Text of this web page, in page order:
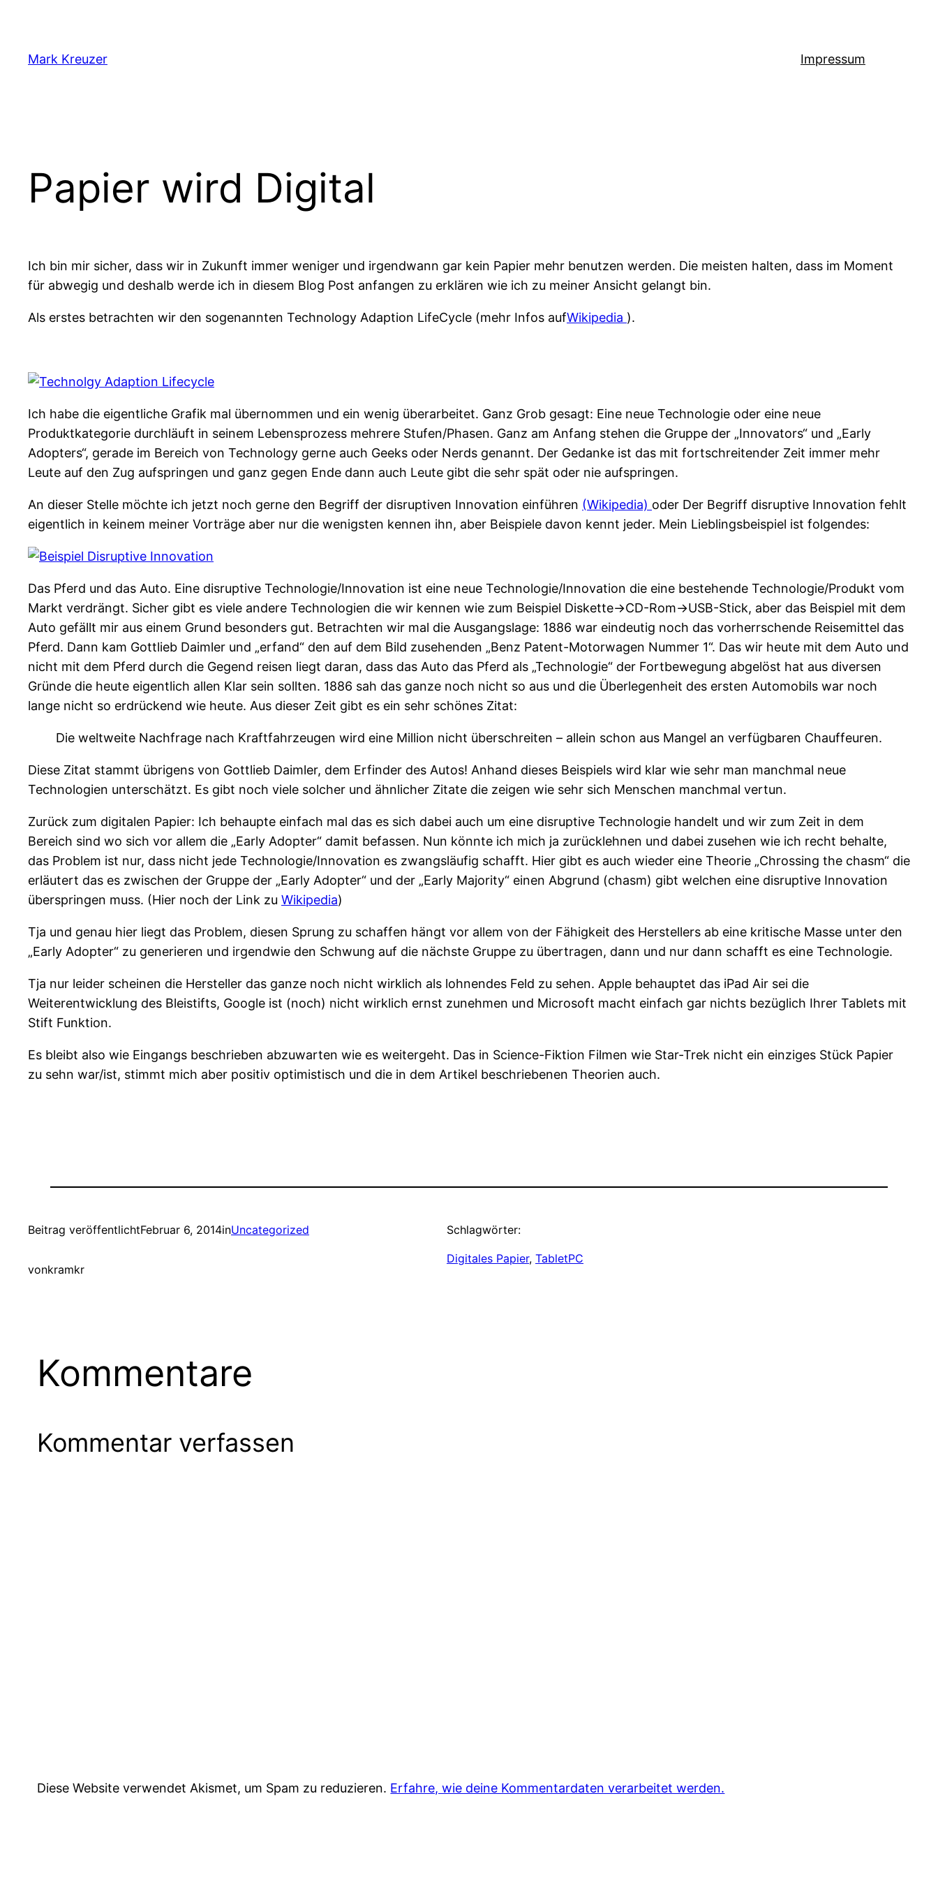
springen
Mark Kreuzer Impressum
Papier wird Digital
Ich bin mir sicher, dass wir in Zukunft immer weniger und irgendwann gar kein Papier mehr benutzen werden. Die meisten halten, dass im Moment
für abwegig und deshalb werde ich in diesem Blog Post anfangen zu erklären wie ich zu meiner Ansicht gelangt bin.
Als erstes betrachten wir den sogenannten Technology Adaption LifeCycle (mehr Infos aufWikipedia ).
Ich habe die eigentliche Grafik mal übernommen und ein wenig überarbeitet. Ganz Grob gesagt: Eine neue Technologie oder eine neue
Produktkategorie durchläuft in seinem Lebensprozess mehrere Stufen/Phasen. Ganz am Anfang stehen die Gruppe der „Innovators“ und „Early
Adopters“, gerade im Bereich von Technology gerne auch Geeks oder Nerds genannt. Der Gedanke ist das mit fortschreitender Zeit immer mehr
Leute auf den Zug aufspringen und ganz gegen Ende dann auch Leute gibt die sehr spät oder nie aufspringen.
An dieser Stelle möchte ich jetzt noch gerne den Begriff der disruptiven Innovation einführen (Wikipedia) oder Der Begriff disruptive Innovation fehlt
eigentlich in keinem meiner Vorträge aber nur die wenigsten kennen ihn, aber Beispiele davon kennt jeder. Mein Lieblingsbeispiel ist folgendes:
Das Pferd und das Auto. Eine disruptive Technologie/Innovation ist eine neue Technologie/Innovation die eine bestehende Technologie/Produkt vom
Markt verdrängt. Sicher gibt es viele andere Technologien die wir kennen wie zum Beispiel Diskette->CD-Rom->USB-Stick, aber das Beispiel mit dem
Auto gefällt mir aus einem Grund besonders gut. Betrachten wir mal die Ausgangslage: 1886 war eindeutig noch das vorherrschende Reisemittel das
Pferd. Dann kam Gottlieb Daimler und „erfand“ den auf dem Bild zusehenden „Benz Patent-Motorwagen Nummer 1“. Das wir heute mit dem Auto und
nicht mit dem Pferd durch die Gegend reisen liegt daran, dass das Auto das Pferd als „Technologie“ der Fortbewegung abgelöst hat aus diversen
Gründe die heute eigentlich allen Klar sein sollten. 1886 sah das ganze noch nicht so aus und die Überlegenheit des ersten Automobils war noch
lange nicht so erdrückend wie heute. Aus dieser Zeit gibt es ein sehr schönes Zitat:
Die weltweite Nachfrage nach Kraftfahrzeugen wird eine Million nicht überschreiten – allein schon aus Mangel an verfügbaren Chauffeuren.
Diese Zitat stammt übrigens von Gottlieb Daimler, dem Erfinder des Autos! Anhand dieses Beispiels wird klar wie sehr man manchmal neue
Technologien unterschätzt. Es gibt noch viele solcher und ähnlicher Zitate die zeigen wie sehr sich Menschen manchmal vertun.
Zurück zum digitalen Papier: Ich behaupte einfach mal das es sich dabei auch um eine disruptive Technologie handelt und wir zum Zeit in dem
Bereich sind wo sich vor allem die „Early Adopter“ damit befassen. Nun könnte ich mich ja zurücklehnen und dabei zusehen wie ich recht behalte,
das Problem ist nur, dass nicht jede Technologie/Innovation es zwangsläufig schafft. Hier gibt es auch wieder eine Theorie „Chrossing the chasm“ die
erläutert das es zwischen der Gruppe der „Early Adopter“ und der „Early Majority“ einen Abgrund (chasm) gibt welchen eine disruptive Innovation
überspringen muss. (Hier noch der Link zu Wikipedia)
Tja und genau hier liegt das Problem, diesen Sprung zu schaffen hängt vor allem von der Fähigkeit des Herstellers ab eine kritische Masse unter den
„Early Adopter“ zu generieren und irgendwie den Schwung auf die nächste Gruppe zu übertragen, dann und nur dann schafft es eine Technologie.
Tja nur leider scheinen die Hersteller das ganze noch nicht wirklich als lohnendes Feld zu sehen. Apple behauptet das iPad Air sei die
Weiterentwicklung des Bleistifts, Google ist (noch) nicht wirklich ernst zunehmen und Microsoft macht einfach gar nichts bezüglich Ihrer Tablets mit
Stift Funktion.
Es bleibt also wie Eingangs beschrieben abzuwarten wie es weitergeht. Das in Science-Fiktion Filmen wie Star-Trek nicht ein einziges Stück Papier
zu sehn war/ist, stimmt mich aber positiv optimistisch und die in dem Artikel beschriebenen Theorien auch.
Beitrag veröffentlichtFebruar 6, 2014inUncategorized
vonkramkr
Schlagwörter:
Digitales Papier, TabletPC
Kommentare
Kommentar verfassen
Diese Website verwendet Akismet, um Spam zu reduzieren. Erfahre, wie deine Kommentardaten verarbeitet werden.